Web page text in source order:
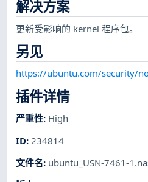
解决方案
更新受影响的 kernel 程序包。
另见
https://ubuntu.com/security/
插件详情
严重性: High
ID: 234814
文件名: ubuntu_USN-7461-